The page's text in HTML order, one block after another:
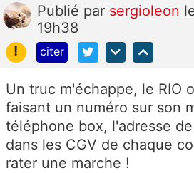
Publié par sergioleon
19h38
!
citer
Un truc m'échappe, le RIO
faisant un numéro sur son
téléphone box, l'adresse
dans les CGV de chaque
rater une marche !